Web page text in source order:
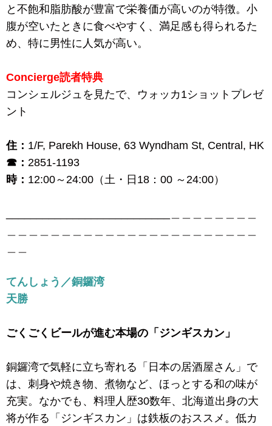
と不飽和脂肪酸が豊富で栄養価が高いのが特徴。小
腹が空いたときに食べやすく、満足感も得られるた
め、特に男性に人気が高い。
Concierge読者特典
コンシェルジュを見たで、ウォッカ1ショットプレゼ
ント
住： 1/F, Parekh House, 63 Wyndham St, Central, HK
☎： 2851-1193
時： 12:00～24:00（土・日18：00 ～24:00）
てんしょう／銅鑼湾
天勝
ごくごくビールが進む本場の「ジンギスカン」
銅鑼湾で気軽に立ち寄れる「日本の居酒屋さん」で
は、刺身や焼き物、煮物など、ほっとする和の味が
充実。なかでも、料理人歴30数年、北海道出身の大
将が作る「ジンギスカン」は鉄板のおススメ。低カ